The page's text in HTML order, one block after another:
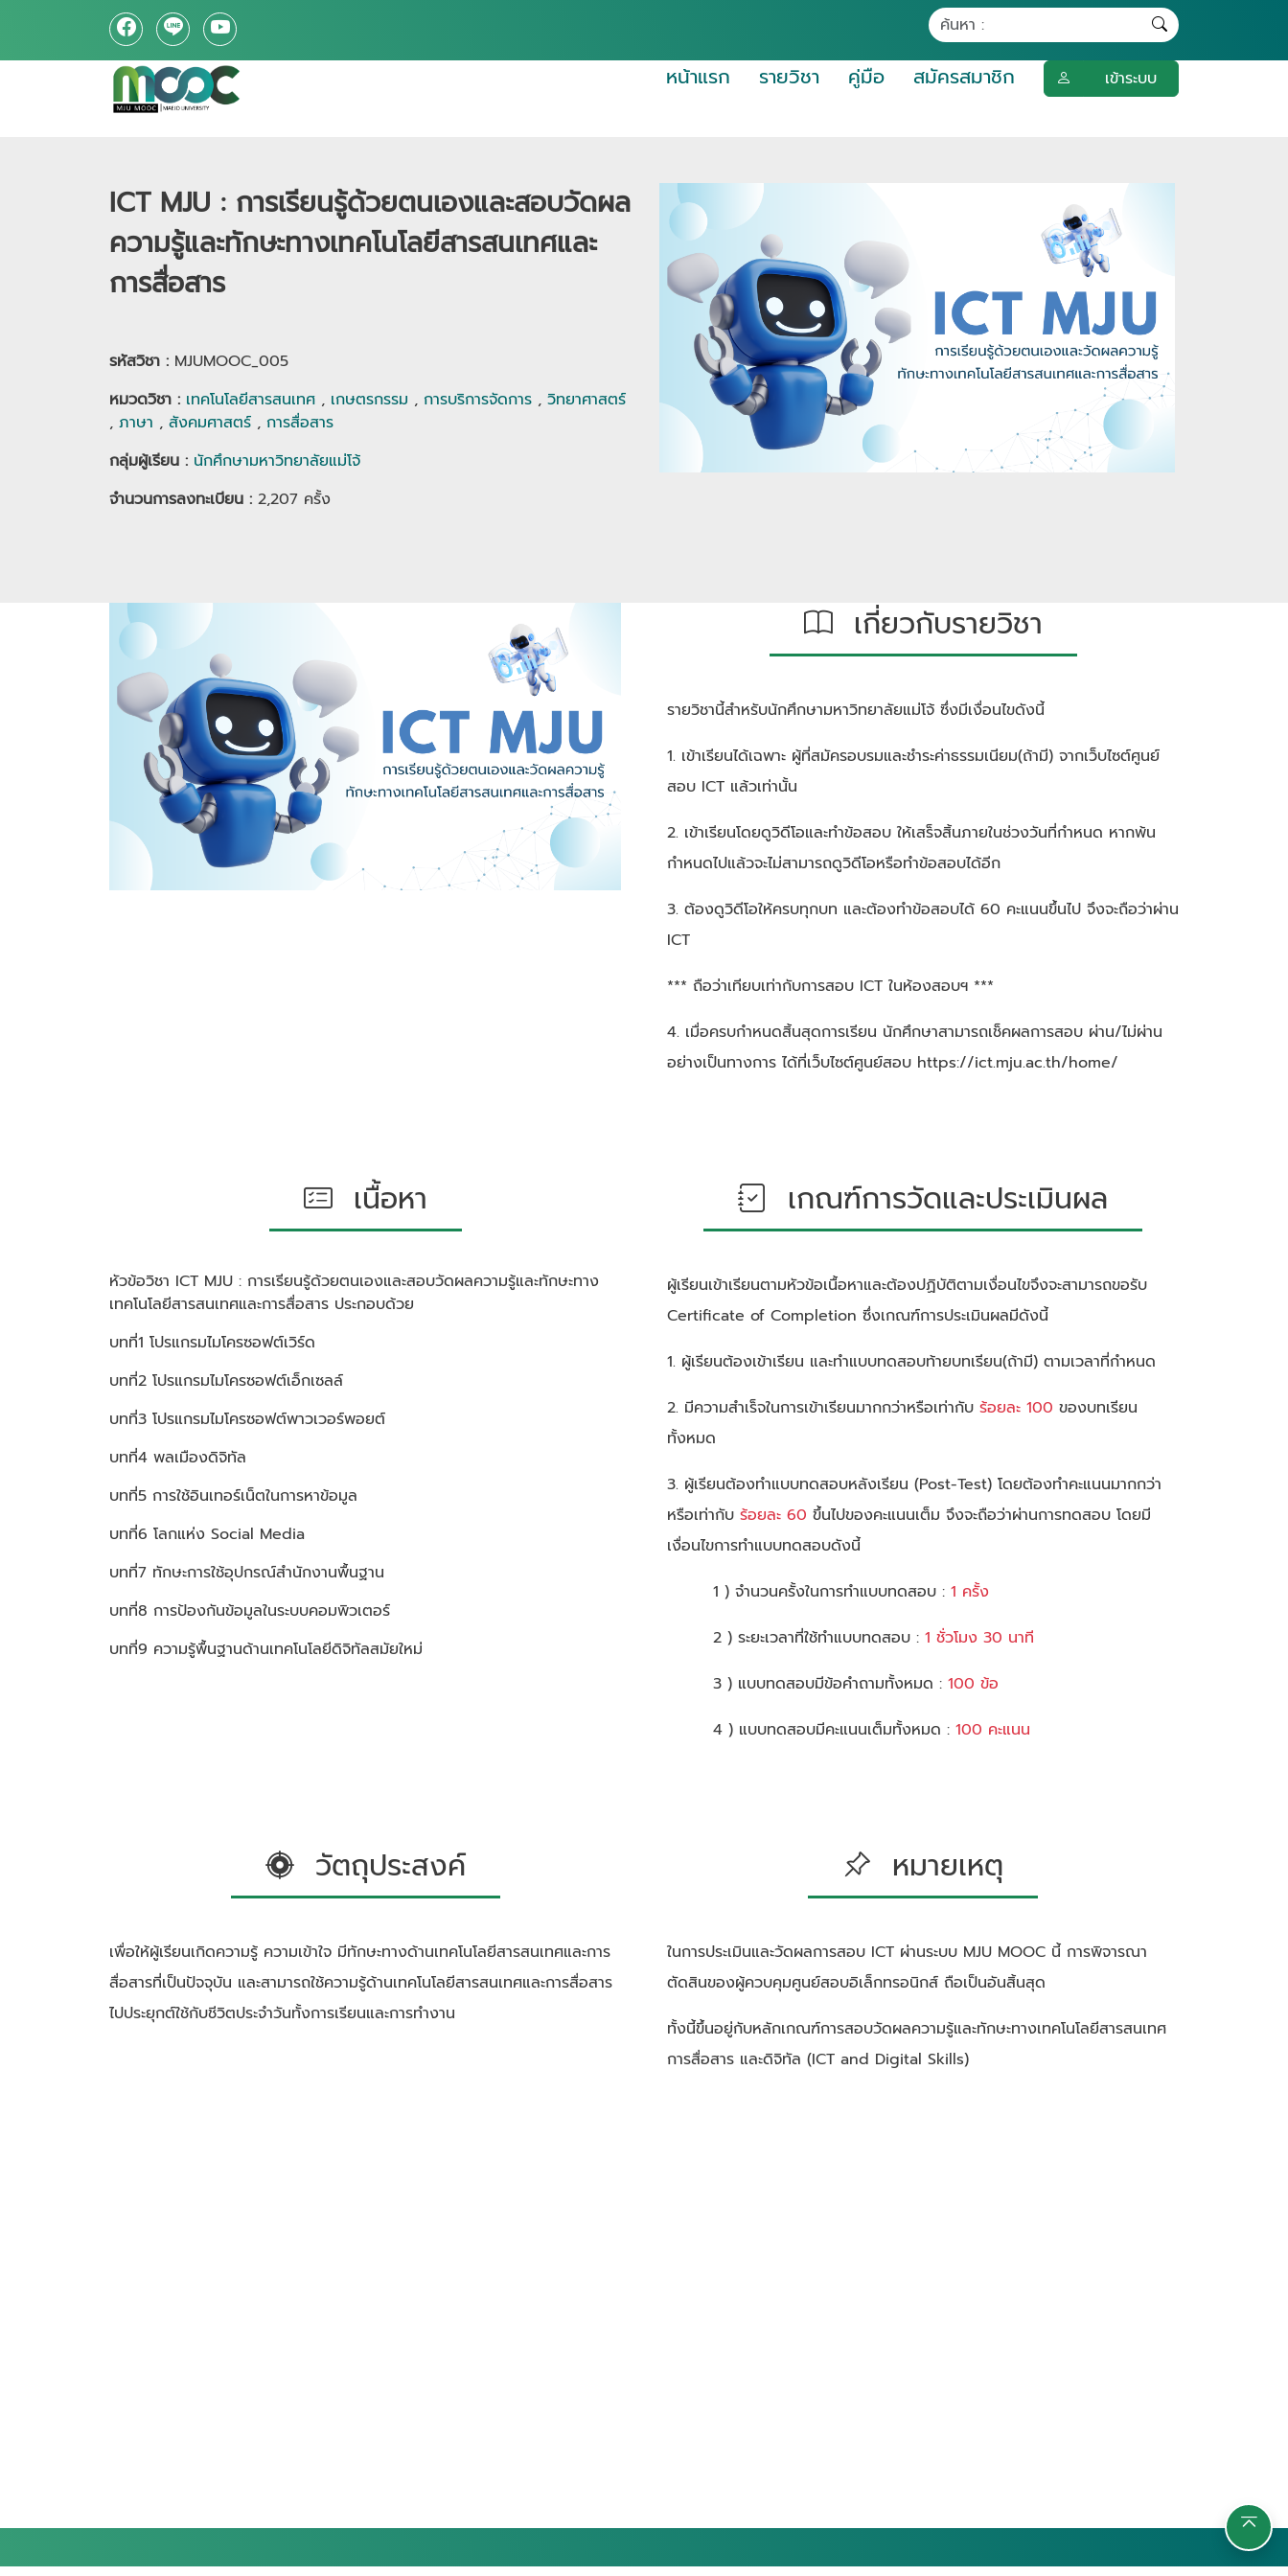
หน้าแรก รายวิชา คู่มือ สมัครสมาชิก เข้าระบบ
ICT MJU : การเรียนรู้ด้วยตนเองและสอบวัดผล
ความรู้และทักษะทางเทคโนโลยีสารสนเทศและ
การสื่อสาร
รหัสวิชา : MJUMOOC_005
หมวดวิชา : เทคโนโลยีสารสนเทศ , เกษตรกรรม , การบริการจัดการ , วิทยาศาสตร์
, ภาษา , สังคมศาสตร์ , การสื่อสาร
กลุ่มผู้เรียน : นักศึกษามหาวิทยาลัยแม่โจ้
จำนวนการลงทะเบียน : 2,207 ครั้ง
เกี่ยวกับรายวิชา
รายวิชานี้สำหรับนักศึกษามหาวิทยาลัยแม่โจ้ ซึ่งมีเงื่อนไขดังนี้
1. เข้าเรียนได้เฉพาะ ผู้ที่สมัครอบรมและชำระค่าธรรมเนียม(ถ้ามี) จากเว็บไซต์ศูนย์
สอบ ICT แล้วเท่านั้น
2. เข้าเรียนโดยดูวิดีโอและทำข้อสอบ ให้เสร็จสิ้นภายในช่วงวันที่กำหนด หากพ้น
กำหนดไปแล้วจะไม่สามารถดูวิดีโอหรือทำข้อสอบได้อีก
3. ต้องดูวิดีโอให้ครบทุกบท และต้องทำข้อสอบได้ 60 คะแนนขึ้นไป จึงจะถือว่าผ่าน
ICT
*** ถือว่าเทียบเท่ากับการสอบ ICT ในห้องสอบฯ ***
4. เมื่อครบกำหนดสิ้นสุดการเรียน นักศึกษาสามารถเช็คผลการสอบ ผ่าน/ไม่ผ่าน
อย่างเป็นทางการ ได้ที่เว็บไซต์ศูนย์สอบ https://ict.mju.ac.th/home/
เนื้อหา
หัวข้อวิชา ICT MJU : การเรียนรู้ด้วยตนเองและสอบวัดผลความรู้และทักษะทาง
เทคโนโลยีสารสนเทศและการสื่อสาร ประกอบด้วย
บทที่1 โปรแกรมไมโครซอฟต์เวิร์ด
บทที่2 โปรแกรมไมโครซอฟต์เอ็กเซลล์
บทที่3 โปรแกรมไมโครซอฟต์พาวเวอร์พอยต์
บทที่4 พลเมืองดิจิทัล
บทที่5 การใช้อินเทอร์เน็ตในการหาข้อมูล
บทที่6 โลกแห่ง Social Media
บทที่7 ทักษะการใช้อุปกรณ์สำนักงานพื้นฐาน
บทที่8 การป้องกันข้อมูลในระบบคอมพิวเตอร์
บทที่9 ความรู้พื้นฐานด้านเทคโนโลยีดิจิทัลสมัยใหม่
เกณฑ์การวัดและประเมินผล
ผู้เรียนเข้าเรียนตามหัวข้อเนื้อหาและต้องปฏิบัติตามเงื่อนไขจึงจะสามารถขอรับ
Certificate of Completion ซึ่งเกณฑ์การประเมินผลมีดังนี้
1. ผู้เรียนต้องเข้าเรียน และทำแบบทดสอบท้ายบทเรียน(ถ้ามี) ตามเวลาที่กำหนด
2. มีความสำเร็จในการเข้าเรียนมากกว่าหรือเท่ากับ ร้อยละ 100 ของบทเรียน
ทั้งหมด
3. ผู้เรียนต้องทำแบบทดสอบหลังเรียน (Post-Test) โดยต้องทำคะแนนมากกว่า
หรือเท่ากับ ร้อยละ 60 ขึ้นไปของคะแนนเต็ม จึงจะถือว่าผ่านการทดสอบ โดยมี
เงื่อนไขการทำแบบทดสอบดังนี้
1 ) จำนวนครั้งในการทำแบบทดสอบ : 1 ครั้ง
2 ) ระยะเวลาที่ใช้ทำแบบทดสอบ : 1 ชั่วโมง 30 นาที
3 ) แบบทดสอบมีข้อคำถามทั้งหมด : 100 ข้อ
4 ) แบบทดสอบมีคะแนนเต็มทั้งหมด : 100 คะแนน
วัตถุประสงค์
เพื่อให้ผู้เรียนเกิดความรู้ ความเข้าใจ มีทักษะทางด้านเทคโนโลยีสารสนเทศและการ
สื่อสารที่เป็นปัจจุบัน และสามารถใช้ความรู้ด้านเทคโนโลยีสารสนเทศและการสื่อสาร
ไปประยุกต์ใช้กับชีวิตประจำวันทั้งการเรียนและการทำงาน
หมายเหตุ
ในการประเมินและวัดผลการสอบ ICT ผ่านระบบ MJU MOOC นี้ การพิจารณา
ตัดสินของผู้ควบคุมศูนย์สอบอิเล็กทรอนิกส์ ถือเป็นอันสิ้นสุด
ทั้งนี้ขึ้นอยู่กับหลักเกณฑ์การสอบวัดผลความรู้และทักษะทางเทคโนโลยีสารสนเทศ
การสื่อสาร และดิจิทัล (ICT and Digital Skills)